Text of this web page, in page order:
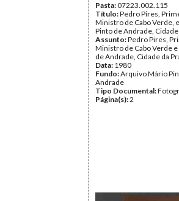
Pasta:07223.002.115
Título:Pedro Pires,
Ministro de Cabo Verde,
Pinto de Andrade, Cidade
Assunto:Pedro Pires,
Ministro de Cabo Verde
de Andrade, Cidade da
Data: 1980
Fundo:Arquivo Mário
Andrade
Tipo Documental:
Página(s):2